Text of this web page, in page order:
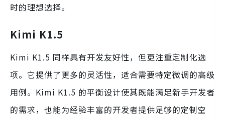
时的理想选择。
Kimi K1.5
Kimi K1.5 同样具有开发友好性，但更注重定制化选
项。它提供了更多的灵活性，适合需要特定微调的高级
用例。Kimi K1.5 的平衡设计使其既能满足新手开发者
的需求，也能为经验丰富的开发者提供足够的定制空